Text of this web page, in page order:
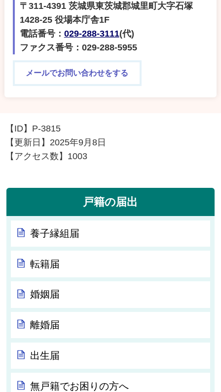
〒311-4391 茨城県東茨城郡城里町大字石塚
1428-25 役場本庁舎1F
電話番号： 029-288-3111(代)
ファクス番号：029-288-5955
メールでお問い合わせをする
【ID】 P-3815
【更新日】 2025年9月8日
【アクセス数】 1003
戸籍の届出
養子縁組届
転籍届
婚姻届
離婚届
出生届
無戸籍でお困りの方へ